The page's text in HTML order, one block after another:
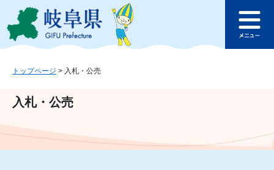
ジ
ュ
文
このページの本文へ
ュ
トップページ > 入札・公売
入札・公売